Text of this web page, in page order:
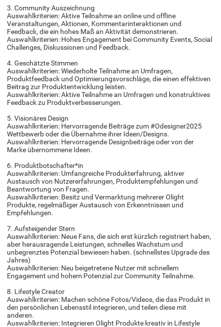
3. Community Auszeichnung
Auswahlkriterien: Aktive Teilnahme an online und offline
Veranstaltungen, Aktionen, Kommentarinteraktionen und
Feedback, die ein hohes Maß an Aktivität demonstrieren.
Auswahlkriterien: Hohes Engagement bei Community Events, Social
Challenges, Diskussionen und Feedback.
4. Geschätzte Stimmen
Auswahlkriterien: Wiederholte Teilnahme an Umfragen,
Produktfeedback und Optimierungsvorschläge, die einen effektiven
Beitrag zur Produktentwicklung leisten.
Auswahlkriterien: Aktive Teilnahme an Umfragen und konstruktives
Feedback zu Produktverbesserungen.
5. Visionäres Design
Auswahlkriterien: Hervorragende Beiträge zum #Odesigner2025
Wettbewerb oder die Übernahme ihrer Ideen/Designs.
Auswahlkriterien: Hervorragende Designbeiträge oder von der
Marke übernommene Ideen.
6. Produktbotschafter*in
Auswahlkriterien: Umfangreiche Produkterfahrung, aktiver
Austausch von Nutzererfahrungen, Produktempfehlungen und
Beantwortung von Fragen.
Auswahlkriterien: Besitz und Vermarktung mehrerer Olight
Produkte, regelmäßiger Austausch von Erkenntnissen und
Empfehlungen.
7. Aufsteigender Stern
Auswahlkriterien: Neue Fans, die sich erst kürzlich registriert haben,
aber herausragende Leistungen, schnelles Wachstum und
unbegrenztes Potenzial bewiesen haben. (schnellstes Upgrade des
Jahres)
Auswahlkriterien: Neu beigetretene Nutzer mit schnellem
Engagement und hohem Potenzial zur Community Teilnahme.
8. Lifestyle Creator
Auswahlkriterien: Machen schöne Fotos/Videos, die das Produkt in
den persönlichen Lebensstil integrieren, und teilen diese mit
anderen.
Auswahlkriterien: Integrieren Olight Produkte kreativ in Lifestyle